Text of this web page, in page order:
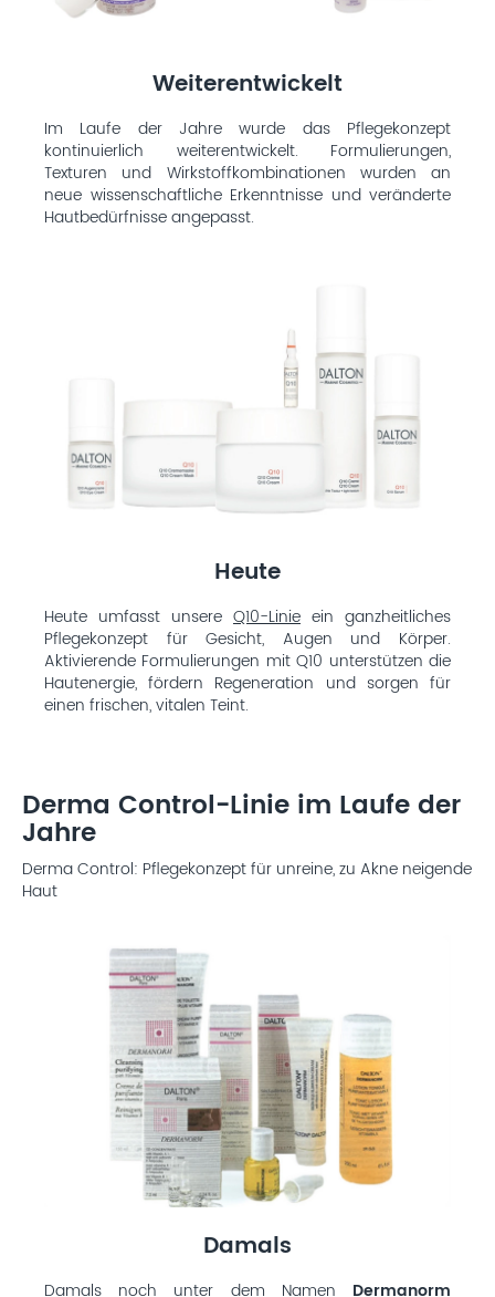
Weiterentwickelt
Im Laufe der Jahre wurde das Pflegekonzept
kontinuierlich weiterentwickelt. Formulierungen,
Texturen und Wirkstoffkombinationen wurden an
neue wissenschaftliche Erkenntnisse und veränderte
Hautbedürfnisse angepasst.
Heute
Heute umfasst unsere Q10-Linie ein ganzheitliches
Pflegekonzept für Gesicht, Augen und Körper.
Aktivierende Formulierungen mit Q10 unterstützen die
Hautenergie, fördern Regeneration und sorgen für
einen frischen, vitalen Teint.
Derma Control-Linie im Laufe der
Jahre
Derma Control: Pflegekonzept für unreine, zu Akne neigende
Haut
Damals
Damals noch unter dem Namen Dermanorm